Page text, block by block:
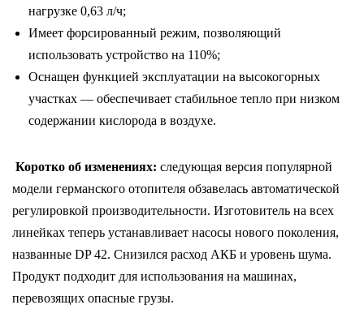
нагрузке 0,63 л/ч;
Имеет форсированный режим, позволяющий
использовать устройство на 110%;
Оснащен функцией эксплуатации на высокогорных
участках — обеспечивает стабильное тепло при низком
содержании кислорода в воздухе.
Коротко об изменениях: следующая версия популярной
модели германского отопителя обзавелась автоматической
регулировкой производительности. Изготовитель на всех
линейках теперь устанавливает насосы нового поколения,
названные DP 42. Снизился расход АКБ и уровень шума.
Продукт подходит для использования на машинах,
перевозящих опасные грузы.